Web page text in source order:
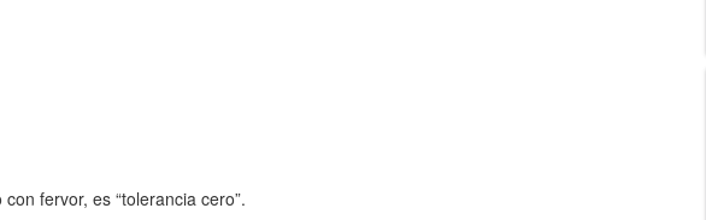
fervor, es “tolerancia cero”.